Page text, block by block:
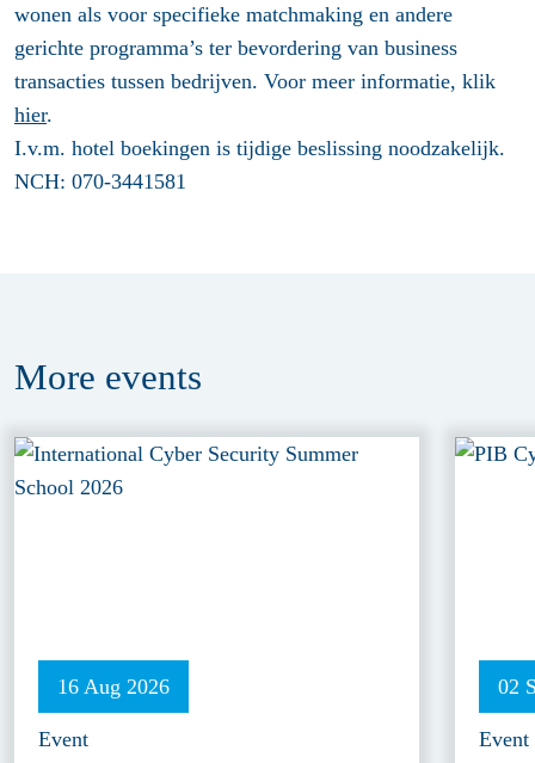
wonen als voor specifieke matchmaking en andere
gerichte programma’s ter bevordering van business
transacties tussen bedrijven. Voor meer informatie, klik
hier.
I.v.m. hotel boekingen is tijdige beslissing noodzakelijk.
NCH: 070-3441581
More events
16 Aug 2026
Event
02
Event